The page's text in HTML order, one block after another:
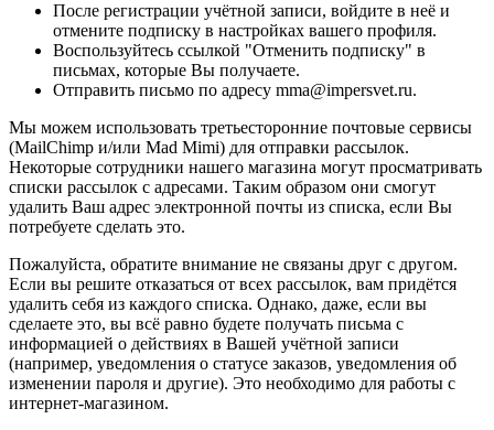
После регистрации учётной записи, войдите в неё и
отмените подписку в настройках вашего профиля.
Воспользуйтесь ссылкой "Отменить подписку" в
письмах, которые Вы получаете.
Отправить письмо по адресу mma@impersvet.ru.
Мы можем использовать третьесторонние почтовые сервисы
(MailChimp и/или Mad Mimi) для отправки рассылок.
Некоторые сотрудники нашего магазина могут просматривать
списки рассылок с адресами. Таким образом они смогут
удалить Ваш адрес электронной почты из списка, если Вы
потребуете сделать это.
Пожалуйста, обратите внимание не связаны друг с другом.
Если вы решите отказаться от всех рассылок, вам придётся
удалить себя из каждого списка. Однако, даже, если вы
сделаете это, вы всё равно будете получать письма с
информацией о действиях в Вашей учётной записи
(например, уведомления о статусе заказов, уведомления об
изменении пароля и другие). Это необходимо для работы с
интернет-магазином.